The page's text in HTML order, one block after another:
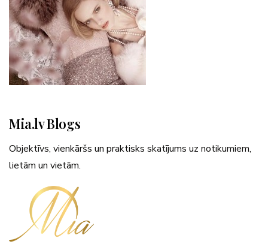
Mia.lv Blogs
Objektīvs, vienkāršs un praktisks skatījums uz notikumiem,
lietām un vietām.